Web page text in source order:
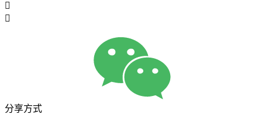


分享方式